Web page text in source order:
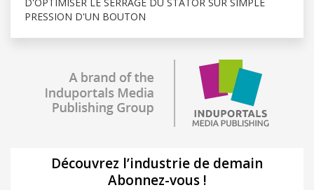
PRESSION D'UN BOUTON
Découvrez l’industrie de demain
Abonnez-vous !